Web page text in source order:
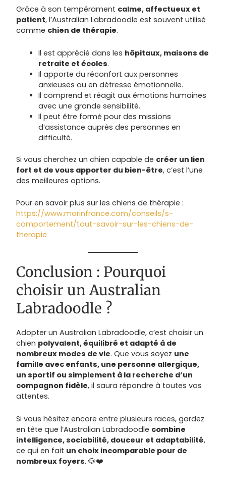
Grâce à son tempérament calme, affectueux et
patient, l’Australian Labradoodle est souvent utilisé
comme chien de thérapie.
Il est apprécié dans les hôpitaux, maisons de
retraite et écoles.
Il apporte du réconfort aux personnes
anxieuses ou en détresse émotionnelle.
Il comprend et réagit aux émotions humaines
avec une grande sensibilité.
Il peut être formé pour des missions
d’assistance auprès des personnes en
difficulté.
Si vous cherchez un chien capable de créer un lien
fort et de vous apporter du bien-être, c’est l’une
des meilleures options.
Pour en savoir plus sur les chiens de thérapie :
https://www.morinfrance.com/conseils/s-
comportement/tout-savoir-sur-les-chiens-de-
therapie
Conclusion : Pourquoi
choisir un Australian
Labradoodle ?
Adopter un Australian Labradoodle, c’est choisir un
chien polyvalent, équilibré et adapté à de
nombreux modes de vie. Que vous soyez une
famille avec enfants, une personne allergique,
un sportif ou simplement à la recherche d’un
compagnon fidèle, il saura répondre à toutes vos
attentes.
Si vous hésitez encore entre plusieurs races, gardez
en tête que l’Australian Labradoodle combine
intelligence, sociabilité, douceur et adaptabilité,
ce qui en fait un choix incomparable pour de
nombreux foyers. 🐶❤️